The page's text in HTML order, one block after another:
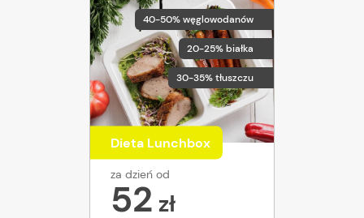
40-50% węglowodanów
20-25% białka
30-35% tłuszczu
Dieta Lunchbox
za dzień od
52 zł